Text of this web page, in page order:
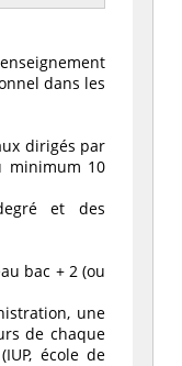
dans les
dirigés par
minimum 10
et des
bac + 2 (ou
une
de chaque
école de